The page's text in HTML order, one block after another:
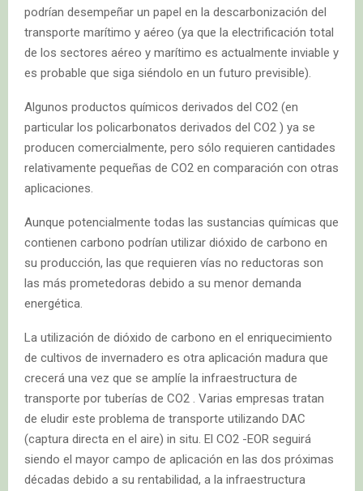
podrían desempeñar un papel en la descarbonización del
transporte marítimo y aéreo (ya que la electrificación total
de los sectores aéreo y marítimo es actualmente inviable y
es probable que siga siéndolo en un futuro previsible).
Algunos productos químicos derivados del CO2 (en
particular los policarbonatos derivados del CO2 ) ya se
producen comercialmente, pero sólo requieren cantidades
relativamente pequeñas de CO2 en comparación con otras
aplicaciones.
Aunque potencialmente todas las sustancias químicas que
contienen carbono podrían utilizar dióxido de carbono en
su producción, las que requieren vías no reductoras son
las más prometedoras debido a su menor demanda
energética.
La utilización de dióxido de carbono en el enriquecimiento
de cultivos de invernadero es otra aplicación madura que
crecerá una vez que se amplíe la infraestructura de
transporte por tuberías de CO2 . Varias empresas tratan
de eludir este problema de transporte utilizando DAC
(captura directa en el aire) in situ. El CO2 -EOR seguirá
siendo el mayor campo de aplicación en las dos próximas
décadas debido a su rentabilidad, a la infraestructura